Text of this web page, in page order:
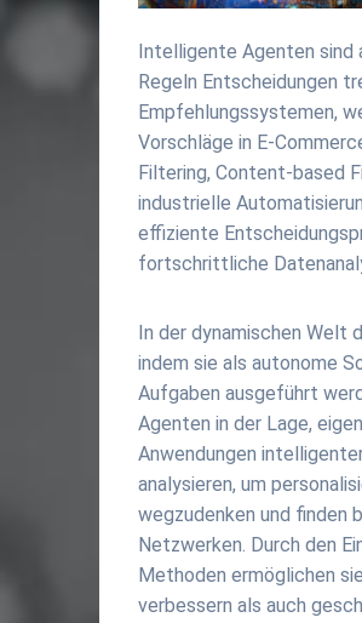
Intelligente Agenten
Regeln Entscheidungen
Empfehlungssystemen,
Vorschläge in E-
Filtering, Content-based
industrielle
effiziente
fortschrittliche
In der dynamischen Welt
indem sie als autonome
Aufgaben ausgeführt
Agenten in der Lage,
Anwendungen
analysieren, um
wegzudenken und finden
Netzwerken. Durch den
Methoden ermöglichen
verbessern als auch